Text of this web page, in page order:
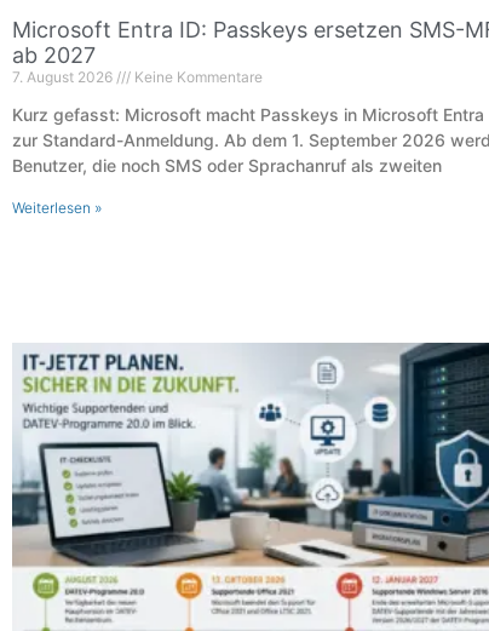
Microsoft Entra ID: Passkeys ersetzen SMS-
ab 2027
7. August 2026 Keine Kommentare
Kurz gefasst: Microsoft macht Passkeys in Microsoft Entra
zur Standard-Anmeldung. Ab dem 1. September 2026
Benutzer, die noch SMS oder Sprachanruf als zweiten
Weiterlesen »